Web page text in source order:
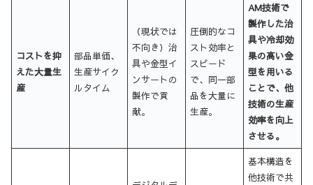
コストを抑
えた大量生
産
部品単価、
生産サイク
ルタイム
（現状では
不向き）治
具や金型イ
ンサートの
製作で貢
献。
圧倒的なコ
スト効率と
スピード
で、同一部
品を大量に
生産。
AM技術で
製作した治
具や冷却効
果の高い金
型を用いる
ことで、他
技術の生産
効率を向上
させる。
基本構造を
他技術で共